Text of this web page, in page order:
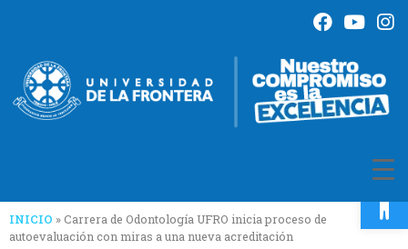
INICIO » Carrera de Odontología UFRO inicia proceso de
autoevaluación con miras a una nueva acreditación